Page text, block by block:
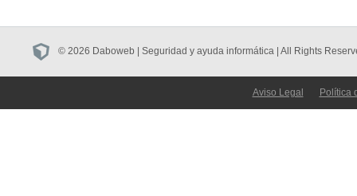
© 2026 Daboweb | Seguridad y ayuda informática | All Rights
Aviso Legal Política